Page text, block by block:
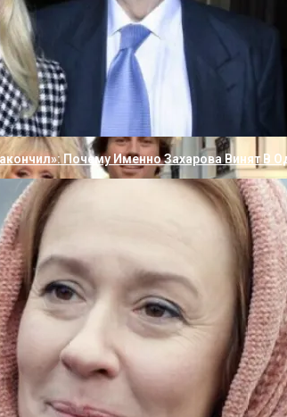
И Поругался: Галкин Накричал На
Почему Именно Захарова Винят В
всегда оставался верным своей
вам, как выглядит его
говорит о том же. Никогда не